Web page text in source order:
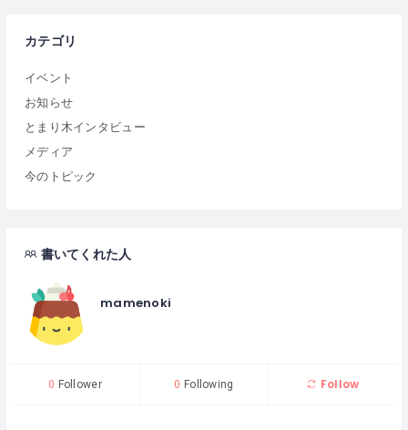
カテゴリ
イベント
お知らせ
とまり木インタビュー
メディア
今のトピック
書いてくれた人
mamenoki
0 Follower 0 Following Follow